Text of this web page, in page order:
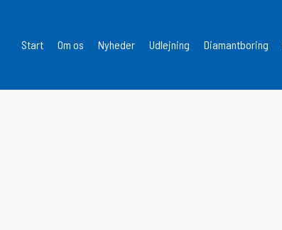
Start Om os Nyheder Udlejning Diamantboring